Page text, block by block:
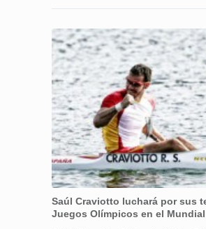
Saúl Craviotto luchará por sus
Juegos Olímpicos en el